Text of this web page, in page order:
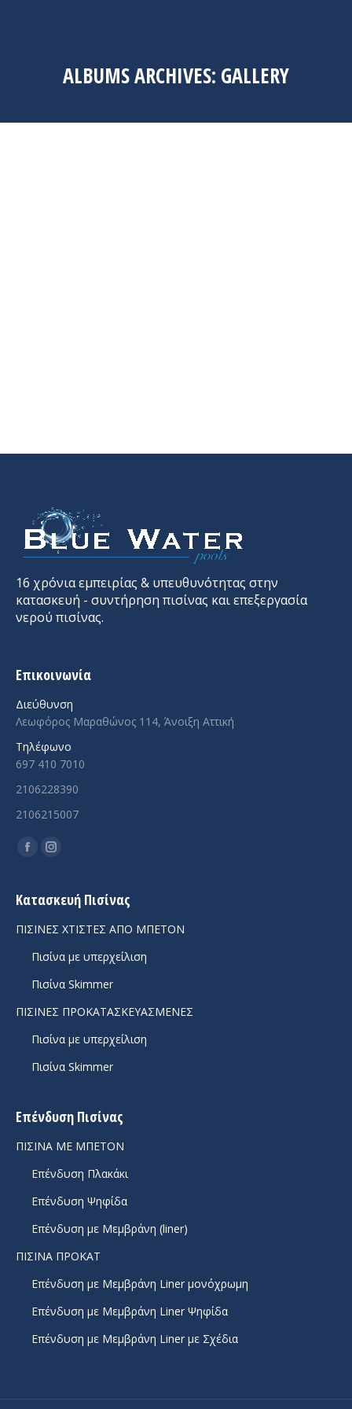
ALBUMS ARCHIVES: GALLERY
16 χρόνια εμπειρίας & υπευθυνότητας στην
κατασκευή - συντήρηση πισίνας και επεξεργασία
νερού πισίνας.
Επικοινωνία
Διεύθυνση
Λεωφόρος Μαραθώνος 114, Άνοιξη Αττική
Τηλέφωνο
697 410 7010
2106228390
2106215007
Facebook
opens
new
window
Instagram
opens
new
window
Κατασκευή Πισίνας
ΠΙΣΙΝΕΣ ΧΤΙΣΤΕΣ ΑΠΟ ΜΠΕΤΟΝ
Πισίνα με υπερχείλιση
Πισίνα Skimmer
ΠΙΣΙΝΕΣ ΠΡΟΚΑΤΑΣΚΕΥΑΣΜΕΝΕΣ
Πισίνα με υπερχείλιση
Πισίνα Skimmer
Επένδυση Πισίνας
ΠΙΣΙΝΑ ΜΕ ΜΠΕΤΟΝ
Επένδυση Πλακάκι
Επένδυση Ψηφίδα
Επένδυση με Μεμβράνη (liner)
ΠΙΣΙΝΑ ΠΡΟΚΑΤ
Επένδυση με Μεμβράνη Liner μονόχρωμη
Επένδυση με Μεμβράνη Liner Ψηφίδα
Επένδυση με Μεμβράνη Liner με Σχέδια